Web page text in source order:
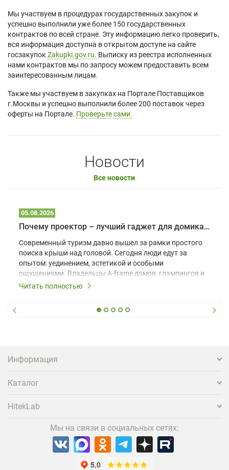
Мы участвуем в процедурах государственных закупок и
успешно выполнили уже более 150 государственных
контрактов по всей стране. Эту информацию легко проверить,
вся информация доступна в открытом доступе на сайте
госзакупок Zakupki.gov.ru. Выписку из реестра исполненных
нами контрактов мы по запросу можем предоставить всем
заинтересованным лицам.
Также мы участвуем в закупках на Портале Поставщиков
г.Москвы и успешно выполнили более 200 поставок через
оферты на Портале. Проверьте сами.
Новости
Все новости
05.08.2026
Почему проектор – лучший гаджет для домика в глэмпинге
Современный туризм давно вышел за рамки простого
поиска крыши над головой. Сегодня люди едут за
опытом: уединением, эстетикой и особыми
ощущениями. Владельцы A-frame домов, глэмпингов и
шале понимают, что конкуренция растет, и
вернуться и поделиться впечатлениями в соцсетях,
проектора.
Читать полностью
Информация
Каталог
HitekLab
Мы на связи в социальных сетях: